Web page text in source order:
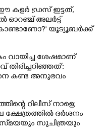
കളർ ഡ്രസ് ഇട്ടത്,
ഓറഞ്ച് അല‌ർട്ട്
യൂട്യൂബർക്ക്
വായിച്ച ശേഷമാണ്
തിരിച്ചറിഞ്ഞത്':
കണ്ട അനുഭവം
റിലീസ് നാളെ;
ക്ഷേത്രത്തിൽ ദർശനം
സുചിത്രയും